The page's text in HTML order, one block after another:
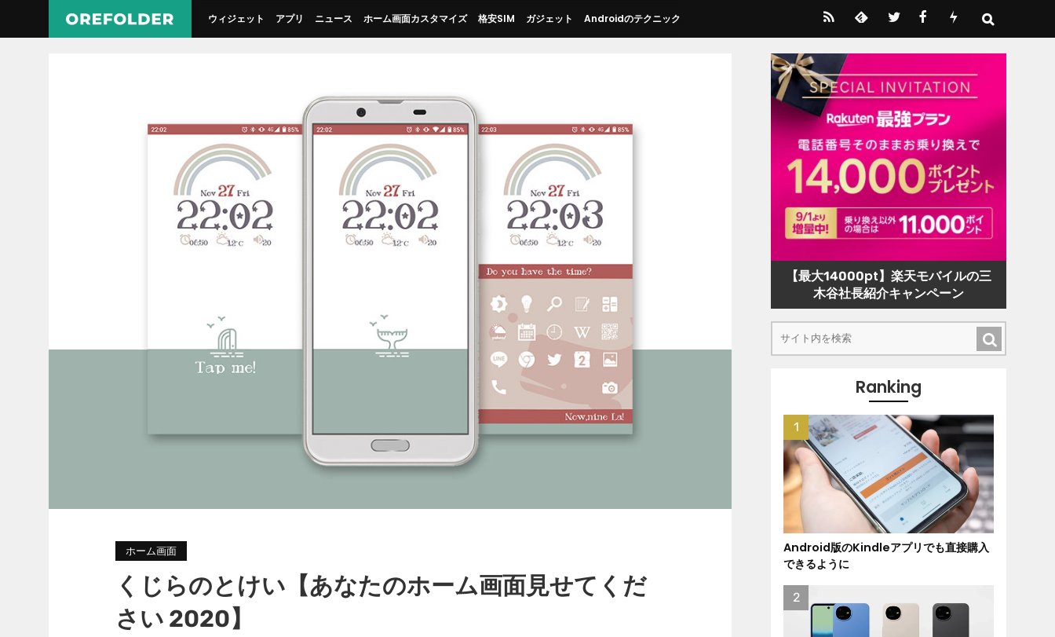
ウィジェット アプリ ニュース ホーム画面カスタマイズ 格安SIM ガジェット Androidのテクニック
ホーム画面
くじらのとけい【あなたのホーム画面見せてくだ
さい 2020】
【最大14000pt】楽天モバイルの三
木谷社長紹介キャンペーン
Ranking
Android版のKindleアプリでも直接購入
できるように